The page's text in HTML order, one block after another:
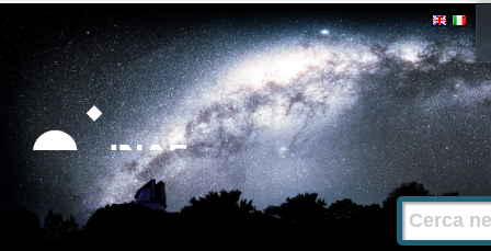
Strumenti
personali
Salta
contenuti.
|
Salta
alla
navigazione
Cerca nel
Ricerca
avanzata…